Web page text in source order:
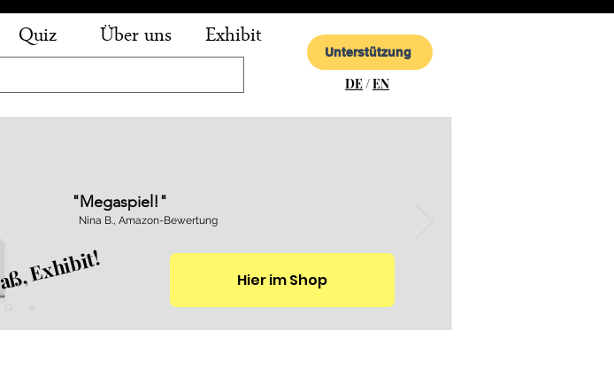
Quiz Über uns Exhibit
DE/EN
Unterstützung
"Megaspiel!"
Nina B., Amazon-Bewertung
Exhibit! Hier im Shop